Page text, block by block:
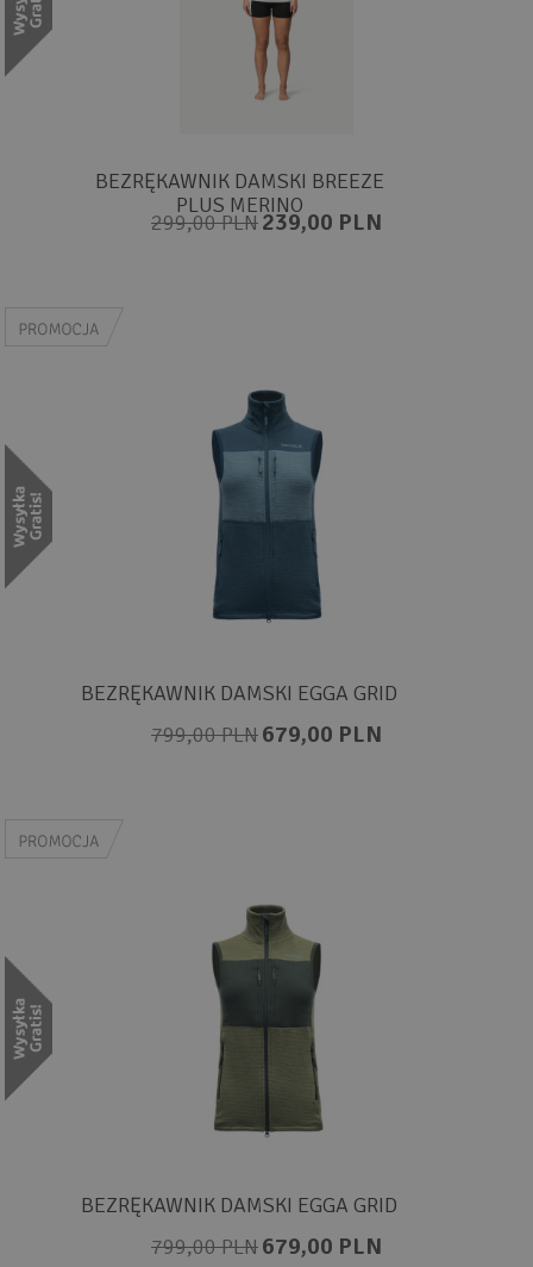
BEZRĘKAWNIK DAMSKI BREEZE
PLUS MERINO
299,00 PLN239,00 PLN
BEZRĘKAWNIK DAMSKI EGGA GRID
799,00 PLN679,00 PLN
BEZRĘKAWNIK DAMSKI EGGA GRID
799,00 PLN679,00 PLN